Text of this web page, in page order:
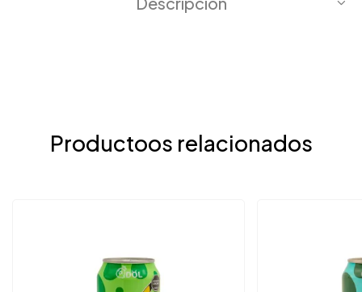
Productoos relacionados